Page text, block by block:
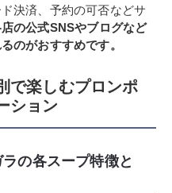
決済、予約の可否などサ
の公式SNSやブログなど
のがおすすめです。
で楽しむプロンポ
ション
の各スープ特徴と